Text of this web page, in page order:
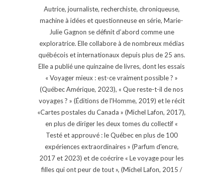
Autrice, journaliste, recherchiste, chroniqueuse,
machine à idées et questionneuse en série, Marie-
Julie Gagnon se définit d’abord comme une
exploratrice. Elle collabore à de nombreux médias
québécois et internationaux depuis plus de 25 ans.
Elle a publié une quinzaine de livres, dont les essais
« Voyager mieux : est-ce vraiment possible ? »
(Québec Amérique, 2023), « Que reste-t-il de nos
voyages ? » (Éditions de l'Homme, 2019) et le récit
«Cartes postales du Canada » (Michel Lafon, 2017),
en plus de diriger les deux tomes du collectif «
Testé et approuvé : le Québec en plus de 100
expériences extraordinaires » (Parfum d'encre,
2017 et 2023) et de coécrire « Le voyage pour les
filles qui ont peur de tout », (Michel Lafon, 2015 /